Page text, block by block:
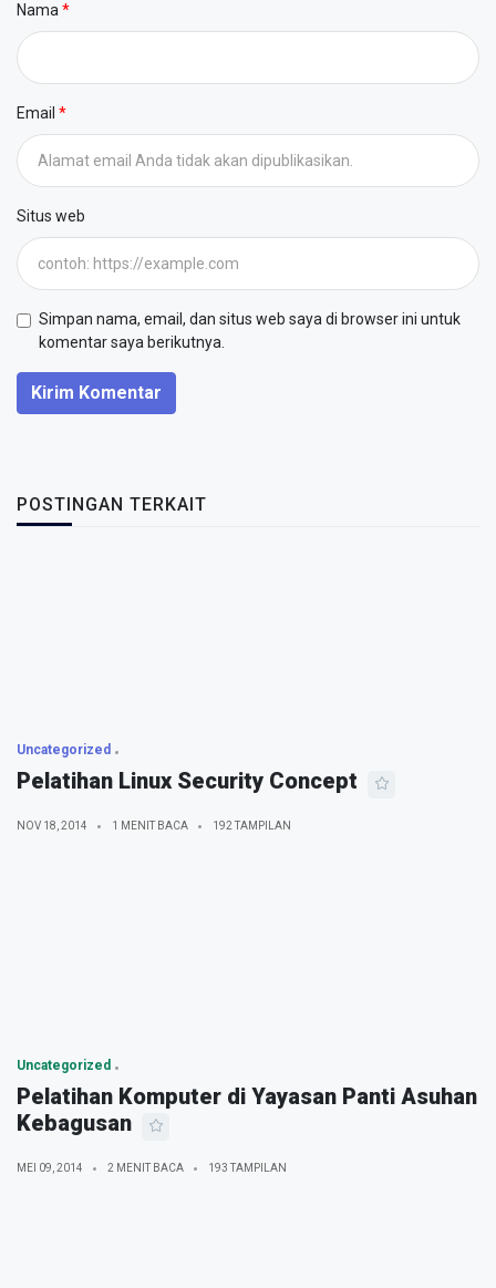
Nama
Email
Situs web
Simpan nama, email, dan situs web saya di browser ini untuk
komentar saya berikutnya.
Kirim Komentar
POSTINGAN TERKAIT
Uncategorized
Pelatihan Linux Security Concept
NOV 18, 2014 1 MENIT BACA 192 TAMPILAN
Uncategorized
Pelatihan Komputer di Yayasan Panti Asuhan
Kebagusan
MEI 09, 2014 2 MENIT BACA 193 TAMPILAN